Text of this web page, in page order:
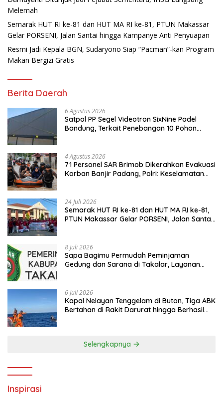
Melemah
Semarak HUT RI ke-81 dan HUT MA RI ke-81, PTUN Makassar
Gelar PORSENI, Jalan Santai hingga Kampanye Anti Penyuapan
Resmi Jadi Kepala BGN, Sudaryono Siap “Pacman”-kan Program
Makan Bergizi Gratis
Berita Daerah
6 Agustus 2026
Satpol PP Segel Videotron SixNine Padel
Bandung, Terkait Penebangan 10 Pohon
4 Agustus 2026
71 Personel SAR Brimob Dikerahkan Evakuasi
Korban Banjir Padang, Polri: Keselamatan
24 Juli 2026
Semarak HUT RI ke-81 dan HUT MA RI ke-81,
PTUN Makassar Gelar PORSENI, Jalan Santai
8 Juli 2026
Sapa Bagimu Permudah Peminjaman
Gedung dan Sarana di Takalar, Layanan
6 Juli 2026
Kapal Nelayan Tenggelam di Buton, Tiga ABK
Bertahan di Rakit Darurat hingga Berhasil
Selengkapnya
Inspirasi